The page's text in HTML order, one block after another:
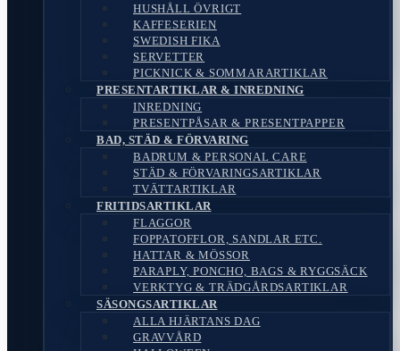
HUSHÅLL ÖVRIGT
KAFFESERIEN
SWEDISH FIKA
SERVETTER
PICKNICK & SOMMARARTIKLAR
PRESENTARTIKLAR & INREDNING
INREDNING
PRESENTPÅSAR & PRESENTPAPPER
BAD, STÄD & FÖRVARING
BADRUM & PERSONAL CARE
STÄD & FÖRVARINGSARTIKLAR
TVÄTTARTIKLAR
FRITIDSARTIKLAR
FLAGGOR
FOPPATOFFLOR, SANDLAR ETC.
HATTAR & MÖSSOR
PARAPLY, PONCHO, BAGS & RYGGSÄCK
VERKTYG & TRÄDGÅRDSARTIKLAR
SÄSONGSARTIKLAR
ALLA HJÄRTANS DAG
GRAVVÅRD